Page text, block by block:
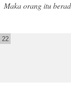
Maka orang itu
22